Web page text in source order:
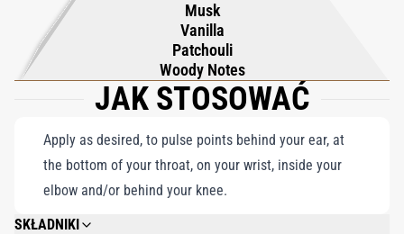
wyraz wyrafinowanego smaku – niezbędny zapach dla tych,
którzy cenią sztukę perfumeryjną i ponadczasowy urok elegancji
na nowo.
Musk
Vanilla
Patchouli
Woody Notes
JAK STOSOWAĆ
Apply as desired, to pulse points behind your ear, at
the bottom of your throat, on your wrist, inside your
elbow and/or behind your knee.
SKŁADNIKI